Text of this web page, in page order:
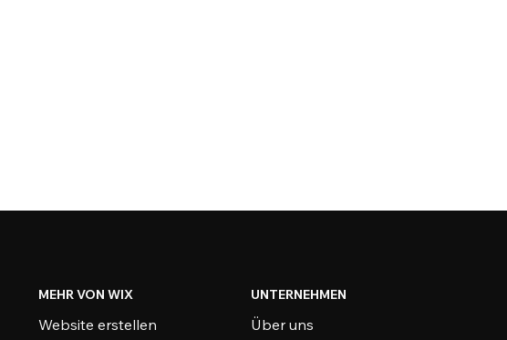
MEHR VON WIX
Website erstellen
UNTERNEHMEN
Über uns